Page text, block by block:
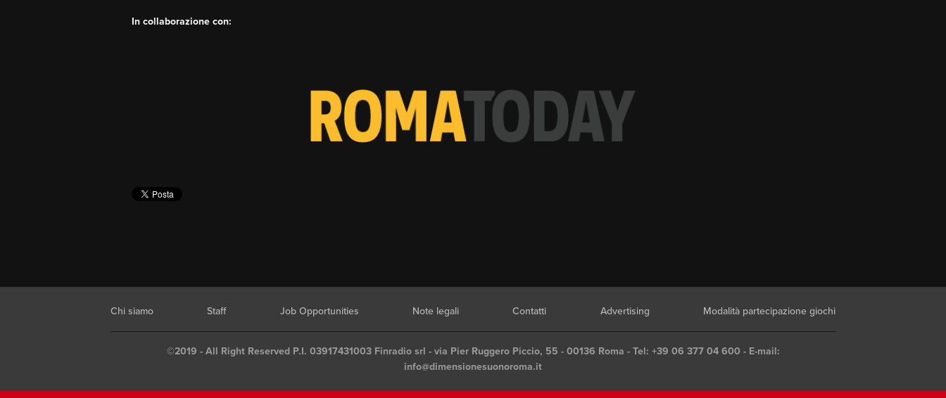
In collaborazione con:
Chi siamo Staff Job Opportunities Note legali Contatti Advertising Modalità partecipazione giochi
©2019 - All Right Reserved P.I. 03917431003 Finradio srl - via Pier Ruggero Piccio, 55 - 00136 Roma - Tel: +39 06 377 04 600 - E-mail:
info@dimensionesuonoroma.it